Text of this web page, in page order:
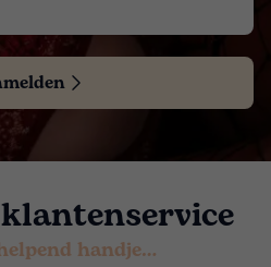
handje…